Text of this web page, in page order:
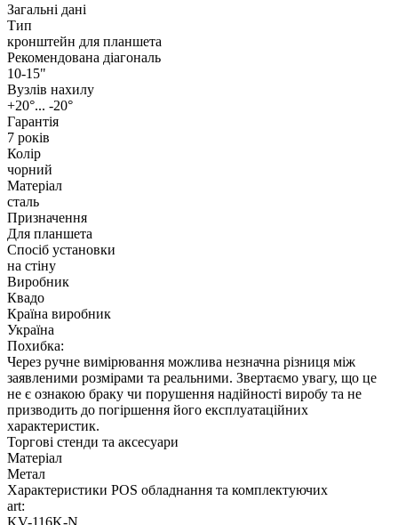
Загальні дані
Тип
кронштейн для планшета
Рекомендована діагональ
10-15"
Вузлів нахилу
+20°... -20°
Гарантія
7 років
Колір
чорний
Матеріал
сталь
Призначення
Для планшета
Спосіб установки
на стіну
Виробник
Квадо
Країна виробник
Україна
Похибка:
Через ручне вимірювання можлива незначна різниця між
заявленими розмірами та реальними. Звертаємо увагу, що це
не є ознакою браку чи порушення надійності виробу та не
призводить до погіршення його експлуатаційних
характеристик.
Торгові стенди та аксесуари
Матеріал
Метал
Характеристики POS обладнання та комплектуючих
art:
KV-116K-N